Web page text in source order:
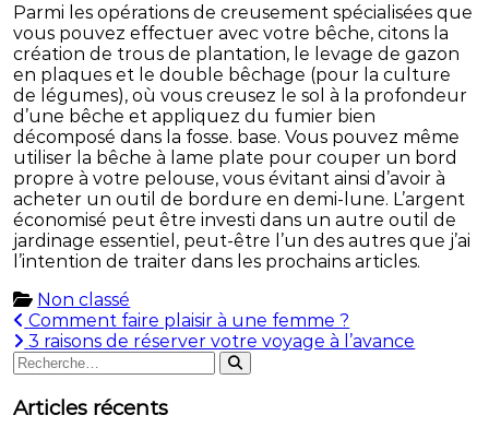
Parmi les opérations de creusement spécialisées que
vous pouvez effectuer avec votre bêche, citons la
création de trous de plantation, le levage de gazon
en plaques et le double bêchage (pour la culture
de légumes), où vous creusez le sol à la profondeur
d’une bêche et appliquez du fumier bien
décomposé dans la fosse. base. Vous pouvez même
utiliser la bêche à lame plate pour couper un bord
propre à votre pelouse, vous évitant ainsi d’avoir à
acheter un outil de bordure en demi-lune. L’argent
économisé peut être investi dans un autre outil de
jardinage essentiel, peut-être l’un des autres que j’ai
l’intention de traiter dans les prochains articles.
Non classé
Navigation
de
Comment faire plaisir à une femme ?
3 raisons de réserver votre voyage à l’avance
Rechercher
:
Rechercher
Articles récents